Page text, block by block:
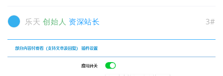
乐天 创始人 资深站长 3#